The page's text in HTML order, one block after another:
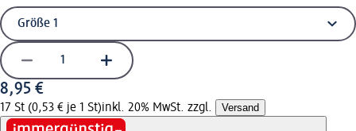
8,95 €
17 St (0,53 € je 1 St)inkl. 20% MwSt. zzgl. Versand